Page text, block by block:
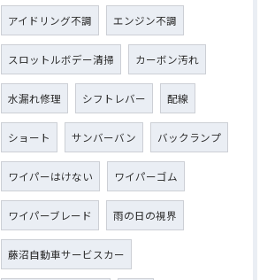
アイドリング不調 エンジン不調
スロットルボデー清掃 カーボン汚れ
水漏れ修理 シフトレバー 配線
ショート サンバーバン バックランプ
ワイパーはけない ワイパーゴム
ワイパーブレード 雨の日の視界
藤沼自動車サービスカー